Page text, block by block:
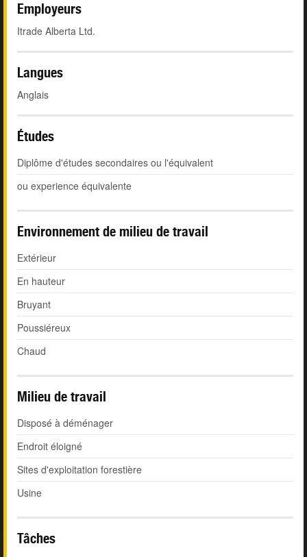
Employeurs
Itrade Alberta Ltd.
Langues
Anglais
Études
Diplôme d'études secondaires ou l'équivalent
ou experience équivalente
Environnement de milieu de travail
Extérieur
En hauteur
Bruyant
Poussiéreux
Chaud
Milieu de travail
Disposé à déménager
Endroit éloigné
Sites d'exploitation forestière
Usine
Tâches